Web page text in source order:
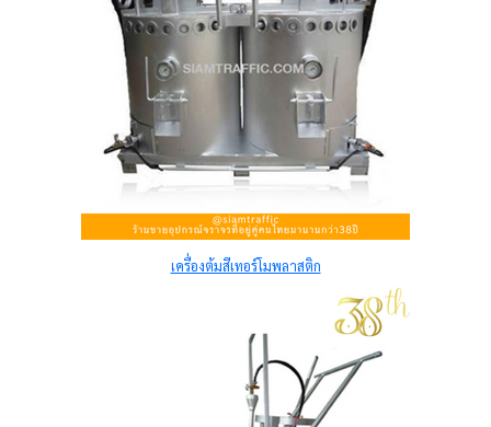
เครื่องต้มสีเทอร์โมพลาสติก